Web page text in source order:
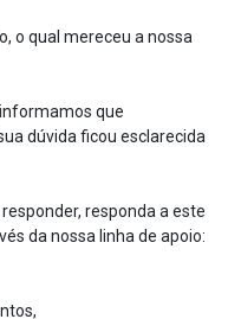
o qual mereceu a nossa
que
dúvida ficou esclarecida
responda a este
da nossa linha de apoio: